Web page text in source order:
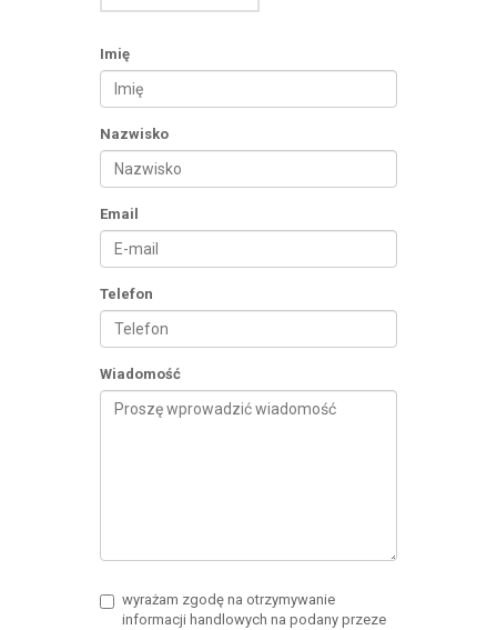
Imię
Nazwisko
Email
Telefon
Wiadomość
wyrażam zgodę na otrzymywanie
informacji handlowych na podany przeze